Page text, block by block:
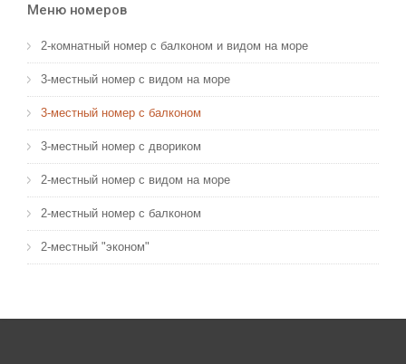
Меню номеров
2-комнатный номер с балконом и видом на море
3-местный номер с видом на море
3-местный номер с балконом
3-местный номер с двориком
2-местный номер с видом на море
2-местный номер с балконом
2-местный "эконом"